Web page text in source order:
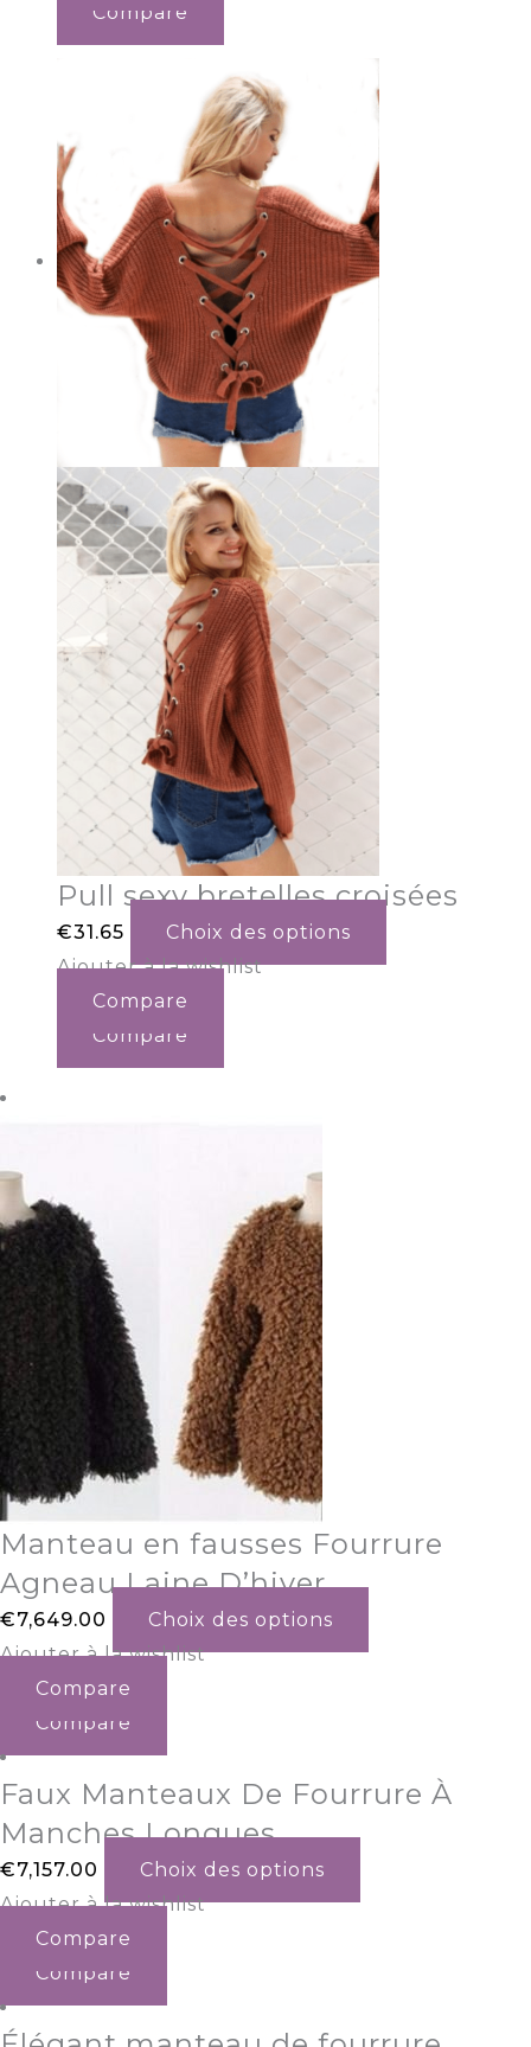
Compare
Pull sexy bretelles croisées
€31.65
Choix des options
Ajouter à la wishlist
Compare
Compare
Manteau en fausses Fourrure
Agneau Laine D’hiver
€7,649.00
Choix des options
Ajouter à la wishlist
Compare
Compare
Faux Manteaux De Fourrure À
Manches Longues
€7,157.00
Choix des options
Ajouter à la wishlist
Compare
Compare